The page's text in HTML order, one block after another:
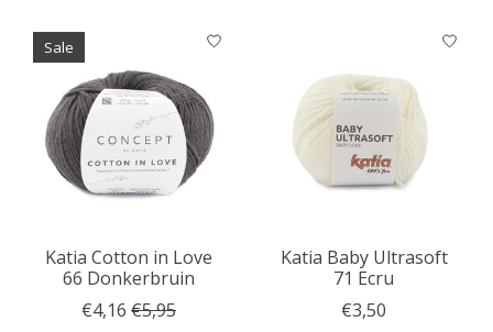
Sale
Katia Cotton in Love
66 Donkerbruin
€4,16 €5,95
Katia Baby Ultrasoft
71 Ecru
€3,50